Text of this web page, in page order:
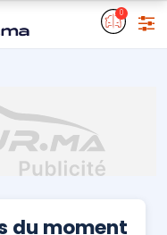
0
du moment